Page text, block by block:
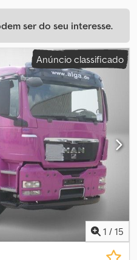
ser do seu interesse.
Anúncio classificado
1 / 15